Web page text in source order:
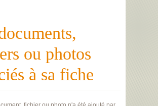
ou photos
à sa fiche